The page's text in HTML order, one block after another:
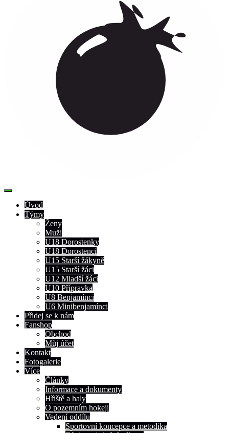
Úvod
Týmy
Ženy
Muži
U18 Dorostenky
U18 Dorostenci
U15 Starší žákyně
U15 Starší žáci
U12 Mladší žáci
U10 Přípravka
U8 Benjamínci
U6 Minibenjamínci
Přidej se k nám
Fanshop
Obchod
Můj účet
Kontakt
Fotogalerie
Více
Články
Informace a dokumenty
Hřiště a haly
O pozemním hokeji
Vedení oddílu
Sportovní koncepce a metodika